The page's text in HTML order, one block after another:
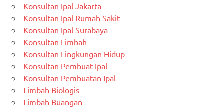
Konsultan Ipal Jakarta
Konsultan Ipal Rumah Sakit
Konsultan Ipal Surabaya
Konsultan Limbah
Konsultan Lingkungan Hidup
Konsultan Pembuat Ipal
Konsultan Pembuatan Ipal
Limbah Biologis
Limbah Buangan